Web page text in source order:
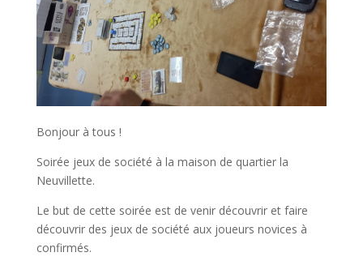
Bonjour à tous !
Soirée jeux de société à la maison de quartier la
Neuvillette.
Le but de cette soirée est de venir découvrir et faire
découvrir des jeux de société aux joueurs novices à
confirmés.